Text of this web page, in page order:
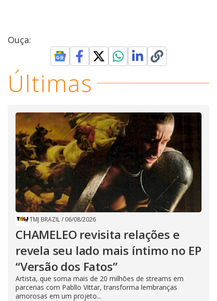
Ouça:
Últimas
TMJ BRAZIL/ 06/08/2026
CHAMELEO revisita relações e
revela seu lado mais íntimo no EP
“Versão dos Fatos”
Artista, que soma mais de 20 milhões de streams em
parcerias com Pabllo Vittar, transforma lembranças
amorosas em um projeto...